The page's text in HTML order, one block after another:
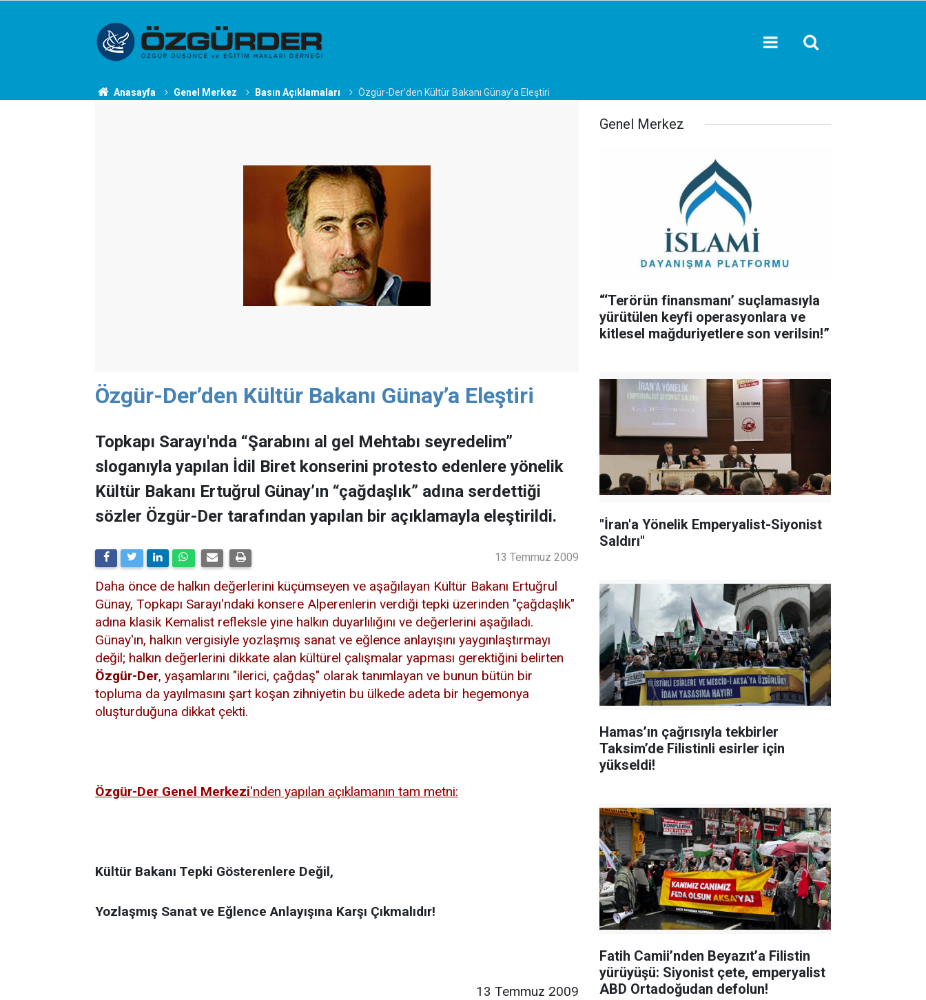
Anasayfa Genel Merkez Basın Açıklamaları Özgür-Der’den Kültür Bakanı Günay’a Eleştiri
Özgür-Der’den Kültür Bakanı Günay’a Eleştiri
Topkapı Sarayı'nda “Şarabını al gel Mehtabı seyredelim”
sloganıyla yapılan İdil Biret konserini protesto edenlere yönelik
Kültür Bakanı Ertuğrul Günay’ın “çağdaşlık” adına serdettiği
sözler Özgür-Der tarafından yapılan bir açıklamayla eleştirildi.
13 Temmuz 2009
Daha önce de halkın değerlerini küçümseyen ve aşağılayan Kültür Bakanı Ertuğrul
Günay, Topkapı Sarayı'ndaki konsere Alperenlerin verdiği tepki üzerinden "çağdaşlık"
adına klasik Kemalist refleksle yine halkın duyarlılığını ve değerlerini aşağıladı.
Günay'ın, halkın vergisiyle yozlaşmış sanat ve eğlence anlayışını yaygınlaştırmayı
değil; halkın değerlerini dikkate alan kültürel çalışmalar yapması gerektiğini belirten
Özgür-Der, yaşamlarını "ilerici, çağdaş" olarak tanımlayan ve bunun bütün bir
topluma da yayılmasını şart koşan zihniyetin bu ülkede adeta bir hegemonya
oluşturduğuna dikkat çekti.
Özgür-Der Genel Merkezi'nden yapılan açıklamanın tam metni:
Kültür Bakanı Tepki Gösterenlere Değil,
Yozlaşmış Sanat ve Eğlence Anlayışına Karşı Çıkmalıdır!
13 Temmuz 2009
Genel Merkez
“‘Terörün finansmanı’ suçlamasıyla
yürütülen keyfi operasyonlara ve
kitlesel mağduriyetlere son verilsin!”
"İran'a Yönelik Emperyalist-Siyonist
Saldırı"
Hamas’ın çağrısıyla tekbirler
Taksim’de Filistinli esirler için
yükseldi!
Fatih Camii’nden Beyazıt’a Filistin
yürüyüşü: Siyonist çete, emperyalist
ABD Ortadoğudan defolun!